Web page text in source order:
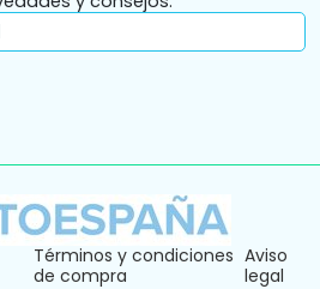
Términos y condiciones
de compra
Aviso
legal